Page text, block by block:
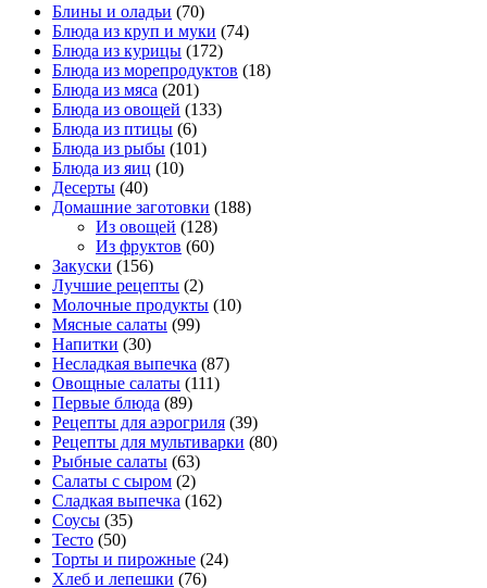
Блины и оладьи (70)
Блюда из круп и муки (74)
Блюда из курицы (172)
Блюда из морепродуктов (18)
Блюда из мяса (201)
Блюда из овощей (133)
Блюда из птицы (6)
Блюда из рыбы (101)
Блюда из яиц (10)
Десерты (40)
Домашние заготовки (188)
Из овощей (128)
Из фруктов (60)
Закуски (156)
Лучшие рецепты (2)
Молочные продукты (10)
Мясные салаты (99)
Напитки (30)
Несладкая выпечка (87)
Овощные салаты (111)
Первые блюда (89)
Рецепты для аэрогриля (39)
Рецепты для мультиварки (80)
Рыбные салаты (63)
Салаты с сыром (2)
Сладкая выпечка (162)
Соусы (35)
Тесто (50)
Торты и пирожные (24)
Хлеб и лепешки (76)